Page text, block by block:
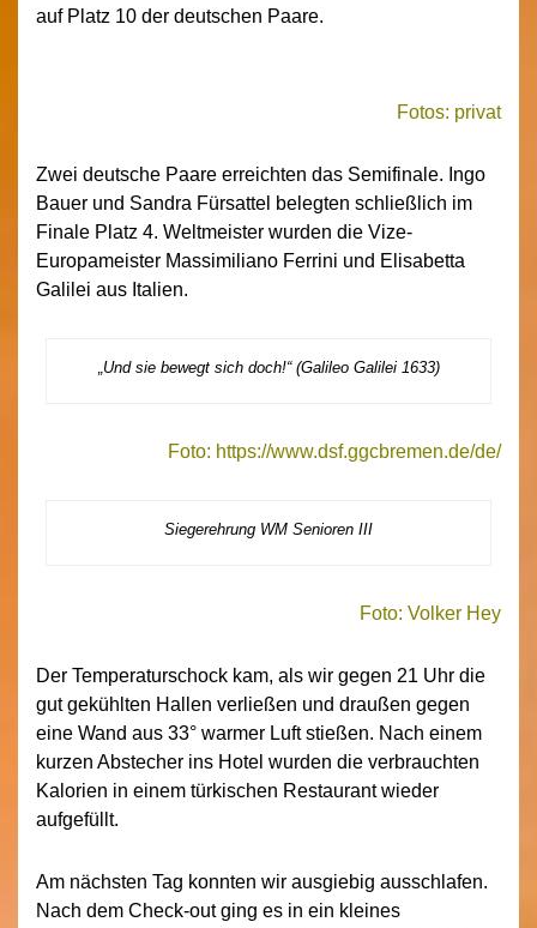
auf Platz 10 der deutschen Paare.
Fotos: privat
Zwei deutsche Paare erreichten das Semifinale. Ingo
Bauer und Sandra Fürsattel belegten schließlich im
Finale Platz 4. Weltmeister wurden die Vize-
Europameister Massimiliano Ferrini und Elisabetta
Galilei aus Italien.
„Und sie bewegt sich doch!“ (Galileo Galilei 1633)
Foto: https://www.dsf.ggcbremen.de/de/
Siegerehrung WM Senioren III
Foto: Volker Hey
Der Temperaturschock kam, als wir gegen 21 Uhr die
gut gekühlten Hallen verließen und draußen gegen
eine Wand aus 33° warmer Luft stießen. Nach einem
kurzen Abstecher ins Hotel wurden die verbrauchten
Kalorien in einem türkischen Restaurant wieder
aufgefüllt.
Am nächsten Tag konnten wir ausgiebig ausschlafen.
Nach dem Check-out ging es in ein kleines